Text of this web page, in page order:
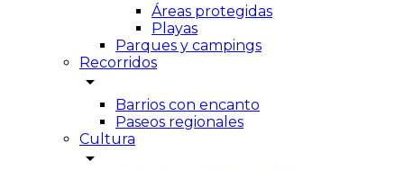
Áreas protegidas
Playas
Parques y campings
Recorridos
arrow_drop_down
Barrios con encanto
Paseos regionales
Cultura
arrow_drop_down